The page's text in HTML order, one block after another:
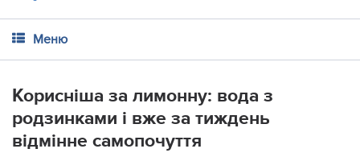
Меню
Корисніша за лимонну: вода з
родзинками і вже за тиждень
відмінне самопочуття